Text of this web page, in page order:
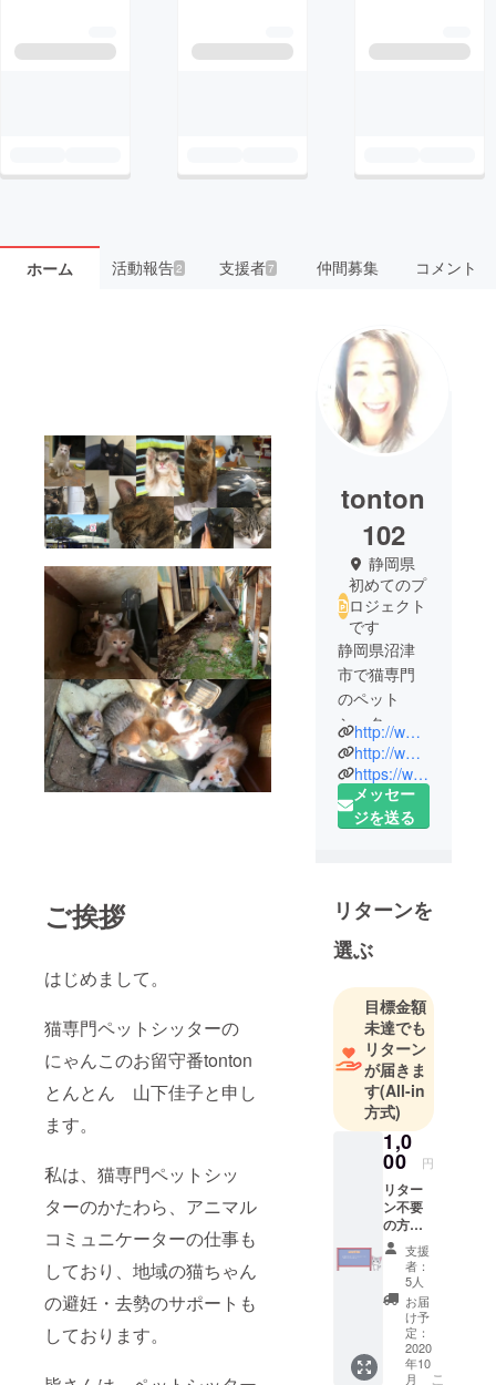
ホーム 活動報告2 支援者7 仲間募集 コメント
ご挨拶
はじめまして。
猫専門ペットシッターの
にゃんこのお留守番tonton
とんとん 山下佳子と申し
ます。
私は、猫専門ペットシッ
ターのかたわら、アニマル
コミュニケーターの仕事も
しており、地域の猫ちゃん
の避妊・去勢のサポートも
しております。
tonton
102
静岡県
初めてのプ
ロジェクト
です
静岡県沼津
市で猫専門
のペット
シッターを
していま
す。
飼い主さん
がお出かけ
留守番して
いる愛猫
ちゃんのお
世話をいた
しておりま
す。
キャット
シッターの
かたわら、
アニマルコ
ミュニケー
ターとし
て、飼い主
さんと愛猫
ちゃんの間
に入り、お
互いの気持
ちをお伝え
していま
http://www.ton-ton.net
http://www.nyaorin.com
https://www.instagram.com/nyaorin.keiko
メッセー
ジを送る
リターンを
選ぶ
目標金額
未達でも
リターン
が届きま
す(All-in
方式)
1,0
00 円
リター
ン不要
の方
に。 感
謝を込
めてお
礼の
メール
を送ら
せてい
ただき
支援
者：
5人
お届
け予
定：
2020
年10
月
こ